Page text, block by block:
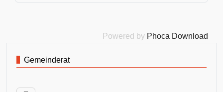
Powered by Phoca Download
Gemeinderat